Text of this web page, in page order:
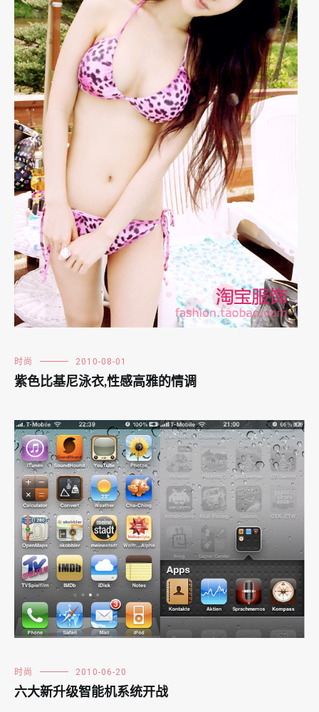
时尚 2010-08-01
紫色比基尼泳衣,性感高雅的情调
时尚 2010-06-20
六大新升级智能机系统开战